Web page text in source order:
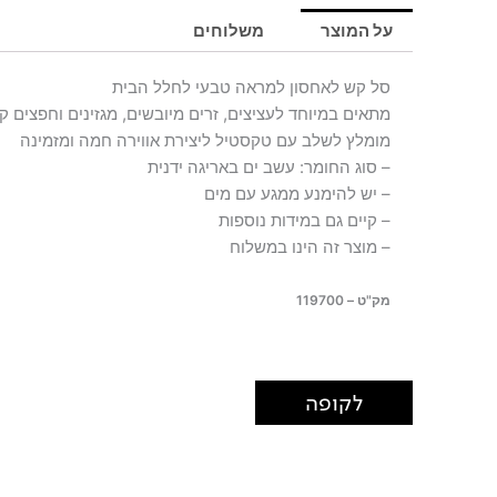
SARI
XXLעל המוצר משלוחים
סל קש לאחסון למראה טבעי לחלל הבית
מתאים במיוחד לעציצים, זרים מיובשים, מגזינים וחפצים
מומלץ לשלב עם טקסטיל ליצירת אווירה חמה ומזמינה
– סוג החומר: עשב ים באריגה ידנית
– יש להימנע ממגע עם מים
– קיים גם במידות נוספות
– מוצר זה הינו במשלוח
מק"ט – 119700
לקופה